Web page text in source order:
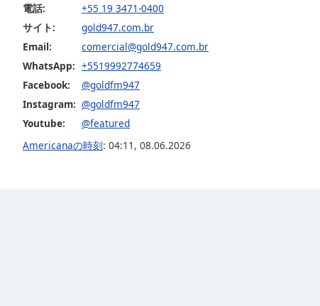
Subtitles
subtitles
settings
opens
subtitles
settings
dialog
subtitles
off,
電話:
+55 19 3471-0400
サイト:
gold947.com.br
Email:
comercial@gold947.com.br
WhatsApp: +5519992774659
Facebook:
@goldfm947
Instagram: @goldfm947
Youtube:
@featured
Americanaの時刻: 04:11 , 08.06.2026